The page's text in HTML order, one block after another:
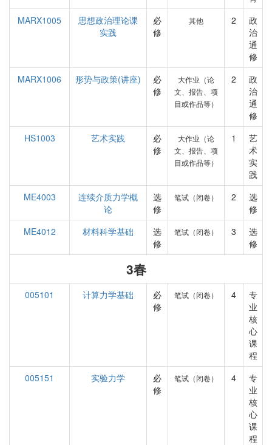
MARX1005
思想政治理论课
实践
必
修
其他 2
政
治
通
修
MARX1006
形势与政策(讲座)
必
修
大作业（论
文、报告、项
目或作品等）
2
政
治
通
修
HS1003
艺术实践
必
修
大作业（论
文、报告、项
目或作品等）
1
艺
术
实
践
ME4003
连续介质力学概
论
选
修
笔试（闭卷） 2
选
修
ME4012
材料科学基础
选
修
笔试（闭卷） 3
选
修
3春
005101 计算力学基础
必
修
笔试（闭卷） 4
专
业
核
心
课
程
005151
实验力学
必
修
笔试（闭卷） 4
专
业
核
心
课
程